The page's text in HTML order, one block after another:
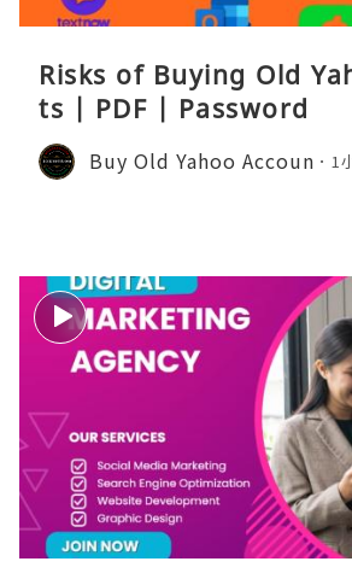
Risks of Buying Old
ts | PDF | Password
Buy Old Yahoo Accoun 1